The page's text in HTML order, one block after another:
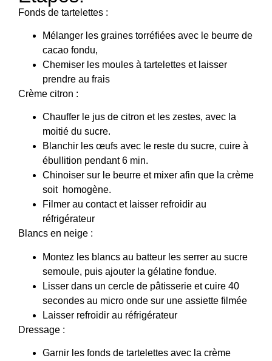
Fonds de tartelettes :
Mélanger les graines torréfiées avec le beurre de
cacao fondu,
Chemiser les moules à tartelettes et laisser
prendre au frais
Crème citron :
Chauffer le jus de citron et les zestes, avec la
moitié du sucre.
Blanchir les œufs avec le reste du sucre, cuire à
ébullition pendant 6 min.
Chinoiser sur le beurre et mixer afin que la crème
soit homogène.
Filmer au contact et laisser refroidir au
réfrigérateur
Blancs en neige :
Montez les blancs au batteur les serrer au sucre
semoule, puis ajouter la gélatine fondue.
Lisser dans un cercle de pâtisserie et cuire 40
secondes au micro onde sur une assiette filmée
Laisser refroidir au réfrigérateur
Dressage :
Garnir les fonds de tartelettes avec la crème